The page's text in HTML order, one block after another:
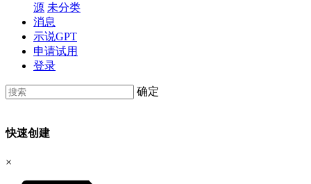
源 未分类
消息
示说GPT
申请试用
登录
确定
快速创建
×